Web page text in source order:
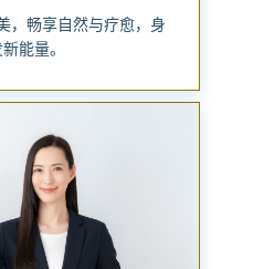
，畅享自然与疗愈，身
能量。